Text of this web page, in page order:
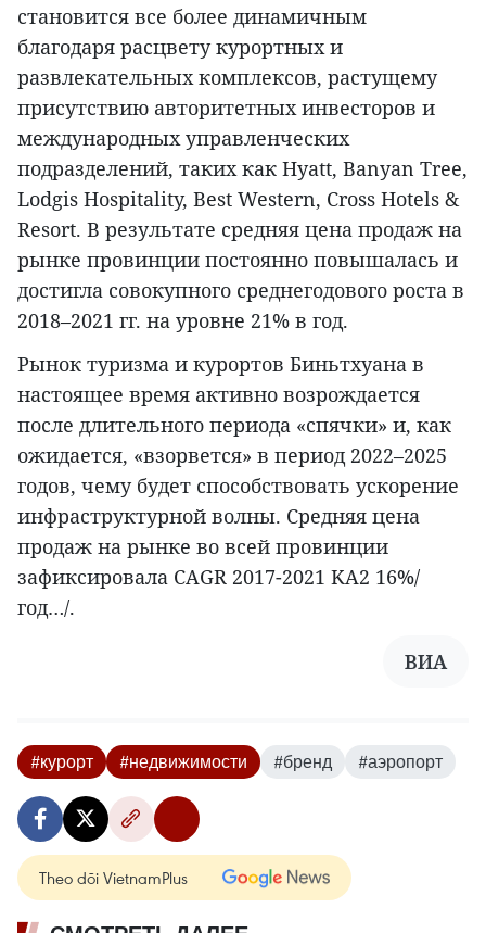
становится все более динамичным
благодаря расцвету курортных и
развлекательных комплексов, растущему
присутствию авторитетных инвесторов и
международных управленческих
подразделений, таких как Hyatt, Banyan Tree,
Lodgis Hospitality, Best Western, Cross Hotels &
Resort. В результате средняя цена продаж на
рынке провинции постоянно повышалась и
достигла совокупного среднегодового роста в
2018–2021 гг. на уровне 21% в год.
Рынок туризма и курортов Биньтхуана в
настоящее время активно возрождается
после длительного периода «спячки» и, как
ожидается, «взорвется» в период 2022–2025
годов, чему будет способствовать ускорение
инфраструктурной волны. Средняя цена
продаж на рынке во всей провинции
зафиксировала CAGR 2017-2021 KA2 16%/
год…/.
ВИА
#курорт #недвижимости #бренд #аэропорт
Theo dõi VietnamPlus